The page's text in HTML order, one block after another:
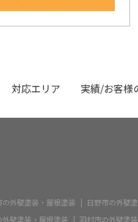
対応エリア 実績/お客様
の外壁塗装・屋根塗装 日野市の外壁
外壁塗装・屋根塗装 羽村市の外壁塗